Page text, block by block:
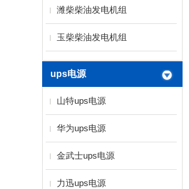
潍柴柴油发电机组
玉柴柴油发电机组
ups电源
山特ups电源
华为ups电源
金武士ups电源
力迅ups电源